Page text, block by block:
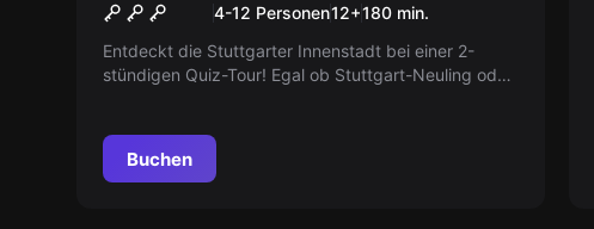
4-12 Personen12+180 min.
Entdeckt die Stuttgarter Innenstadt bei einer 2-
stündigen Quiz-Tour! Egal ob Stuttgart-Neuling oder
geheimen Orten warten auf euch. Ein Erlebnis, das
Wissen und Spaß vereint!
Buchen